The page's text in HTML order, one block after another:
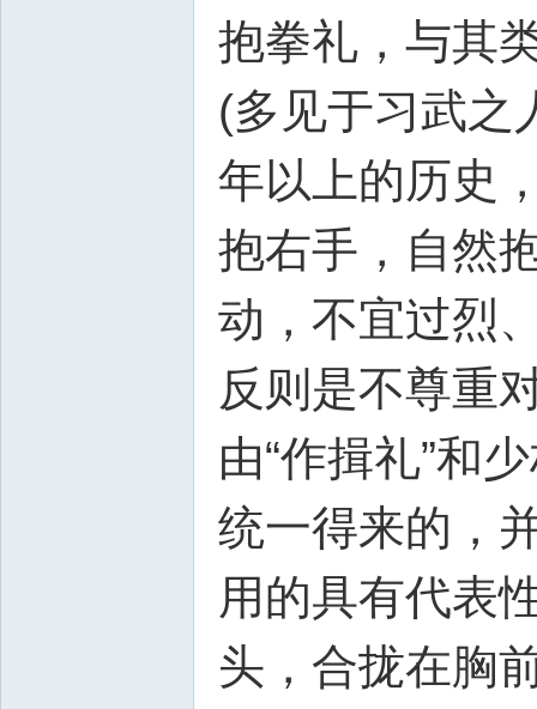
抱拳礼，与其
(多见于习武之
年以上的历史
抱右手，自然
动，不宜过烈
反则是不尊重
由“作揖礼”和
统一得来的，
用的具有代表
头，合拢在胸